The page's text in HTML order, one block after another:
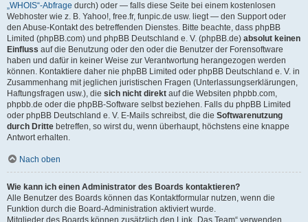
„WHOIS“-Abfrage durch) oder — falls diese Seite bei einem kostenlosen
Webhoster wie z. B. Yahoo!, free.fr, funpic.de usw. liegt — den Support oder
den Abuse-Kontakt des betreffenden Dienstes. Bitte beachte, dass phpBB
Limited (phpBB.com) und phpBB Deutschland e. V. (phpBB.de) absolut keinen
Einfluss auf die Benutzung oder den oder die Benutzer der Forensoftware
haben und dafür in keiner Weise zur Verantwortung herangezogen werden
können. Kontaktiere daher nie phpBB Limited oder phpBB Deutschland e. V. in
Zusammenhang mit jeglichen juristischen Fragen (Unterlassungserklärungen,
Haftungsfragen usw.), die sich nicht direkt auf die Websiten phpbb.com,
phpbb.de oder die phpBB-Software selbst beziehen. Falls du phpBB Limited
oder phpBB Deutschland e. V. E-Mails schreibst, die die Softwarenutzung
durch Dritte betreffen, so wirst du, wenn überhaupt, höchstens eine knappe
Antwort erhalten.
Nach oben
Wie kann ich einen Administrator des Boards kontaktieren?
Alle Benutzer des Boards können das Kontaktformular nutzen, wenn die
Funktion durch die Board-Administration aktiviert wurde.
Mitglieder des Boards können zusätzlich den Link „Das Team“ verwenden.